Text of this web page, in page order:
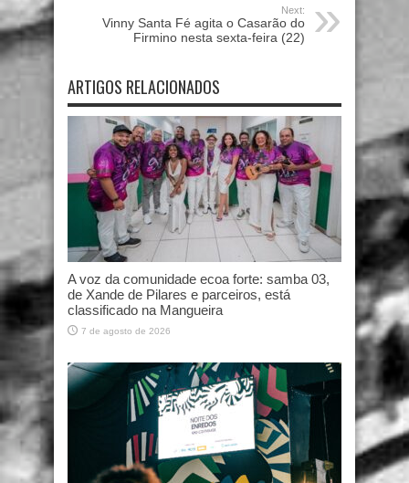
Next:
Vinny Santa Fé agita o Casarão do
Firmino nesta sexta-feira (22)
ARTIGOS RELACIONADOS
A voz da comunidade ecoa forte: samba 03,
de Xande de Pilares e parceiros, está
classificado na Mangueira
7 de agosto de 2026